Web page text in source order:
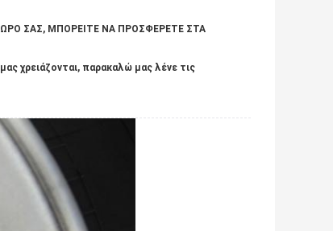
ΣΑΣ, ΜΠΟΡΕΙΤΕ ΝΑ ΠΡΟΣΦΕΡΕΤΕ ΣΤΑ
χρειάζονται, παρακαλώ μας λένε τις